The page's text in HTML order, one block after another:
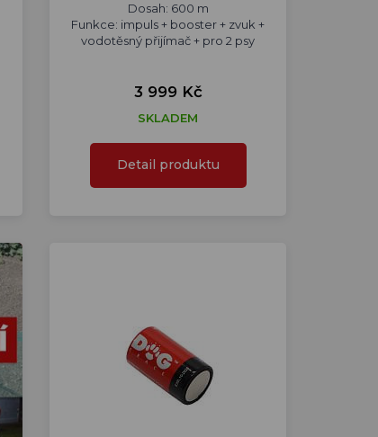
Dosah: 600 m
Funkce: impuls + booster + zvuk +
vodotěsný přijímač + pro 2 psy
3 999 Kč
SKLADEM
Detail produktu